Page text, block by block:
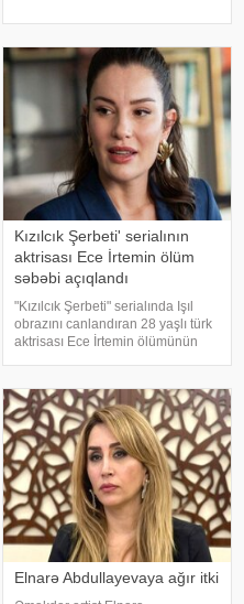
Daha sonra isə Zaur ailəsi il
Kızılcık Şerbeti' serialının
aktrisası Ece İrtemin ölüm
səbəbi açıqlandı
"Kızılcık Şerbeti" serialında Işıl
obrazını canlandıran 28 yaşlı türk
aktrisası Ece İrtemin ölümünün
(DHA) Türkiyə Məhkəmə-Tibb
İnstitutunun rəyinə istinadə
Elnarə Abdullayevaya ağır itki